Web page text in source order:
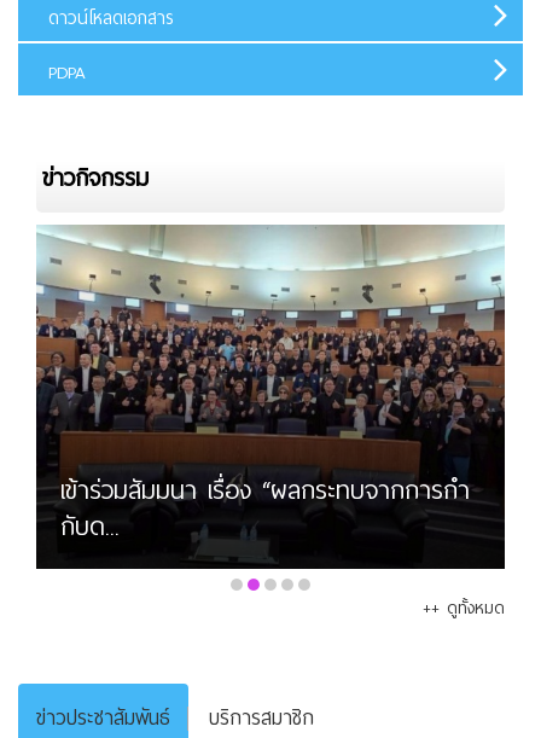
ดาวน์โหลดเอกสาร
PDPA
ข่าวกิจกรรม
เข้าร่วมสัมมนา เรื่อง “ผลกระทบจากการกำ
กับด...
••••• ++ ดูทั้งหมด
ข่าวประชาสัมพันธ์ บริการสมาชิก